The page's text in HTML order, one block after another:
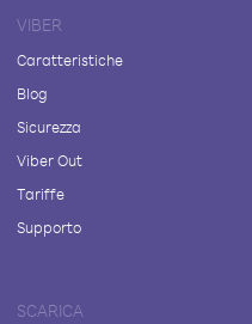
VIBER
Caratteristiche
Blog
Sicurezza
Viber Out
Tariffe
Supporto
SCARICA